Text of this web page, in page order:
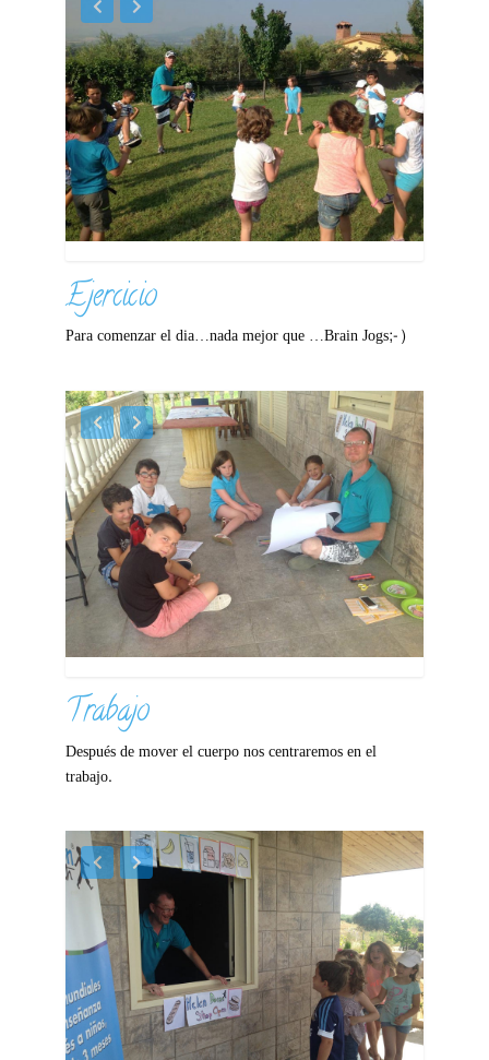
Ejercicio
Para comenzar el dia…nada mejor que …Brain Jogs;-)
Trabajo
Después de mover el cuerpo nos centraremos en el
trabajo.